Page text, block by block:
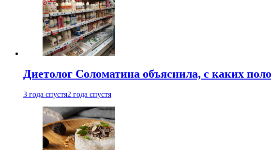
Диетолог Соломатина объяснила, с каких
3 года спустя2 года спустя